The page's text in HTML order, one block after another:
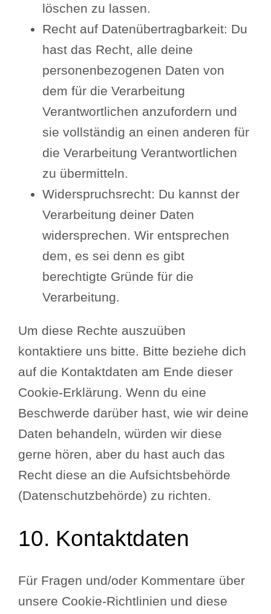
löschen zu lassen.
Recht auf Datenübertragbarkeit: Du
hast das Recht, alle deine
personenbezogenen Daten von
dem für die Verarbeitung
Verantwortlichen anzufordern und
sie vollständig an einen anderen für
die Verarbeitung Verantwortlichen
zu übermitteln.
Widerspruchsrecht: Du kannst der
Verarbeitung deiner Daten
widersprechen. Wir entsprechen
dem, es sei denn es gibt
berechtigte Gründe für die
Verarbeitung.
Um diese Rechte auszuüben
kontaktiere uns bitte. Bitte beziehe dich
auf die Kontaktdaten am Ende dieser
Cookie-Erklärung. Wenn du eine
Beschwerde darüber hast, wie wir deine
Daten behandeln, würden wir diese
gerne hören, aber du hast auch das
Recht diese an die Aufsichtsbehörde
(Datenschutzbehörde) zu richten.
10. Kontaktdaten
Für Fragen und/oder Kommentare über
unsere Cookie-Richtlinien und diese